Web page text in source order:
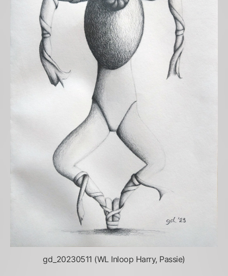
gd_20230511 (WL Inloop Harry, Passie)